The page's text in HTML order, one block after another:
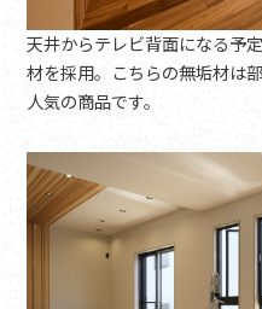
天井からテレビ背面になる予
材を採用。こちらの無垢材は
人気の商品です。